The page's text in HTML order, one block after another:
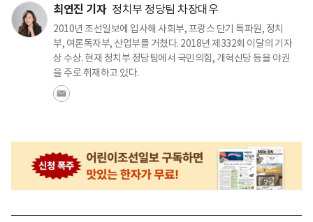
최연진 기자 정치부 정당팀 차장대우
2010년 조선일보에 입사해 사회부, 프랑스 단기 특파원, 정치
부, 여론독자부, 산업부를 거쳤다. 2018년 제332회 이달의 기자
상 수상. 현재 정치부 정당팀에서 국민의힘, 개혁신당 등을 야권
을 주로 취재하고 있다.